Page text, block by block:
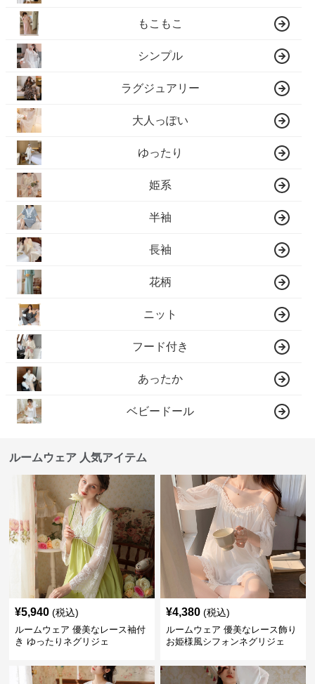
もこもこ
シンプル
ラグジュアリー
大人っぽい
ゆったり
姫系
半袖
長袖
花柄
ニット
フード付き
あったか
ベビードール
ルームウェア 人気アイテム
¥5,940 (税込)
ルームウェア 優美なレース袖付
き ゆったりネグリジェ
¥4,380 (税込)
ルームウェア 優美なレース飾り
お姫様風シフォンネグリジェ